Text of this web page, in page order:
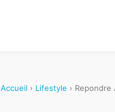
Accueil › Lifestyle › Repondre